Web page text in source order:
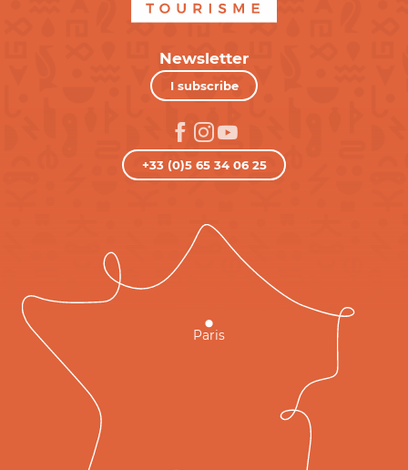
Newsletter
I subscribe
+33 (0)5 65 34 06 25
Paris